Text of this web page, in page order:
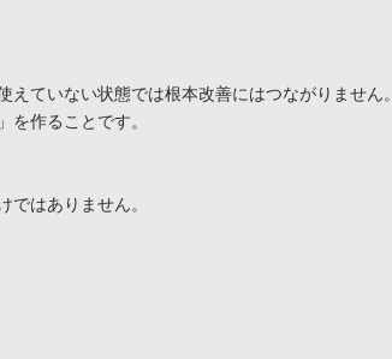
ていない状態では根本改善にはつながりません。
を作ることです。
ではありません。